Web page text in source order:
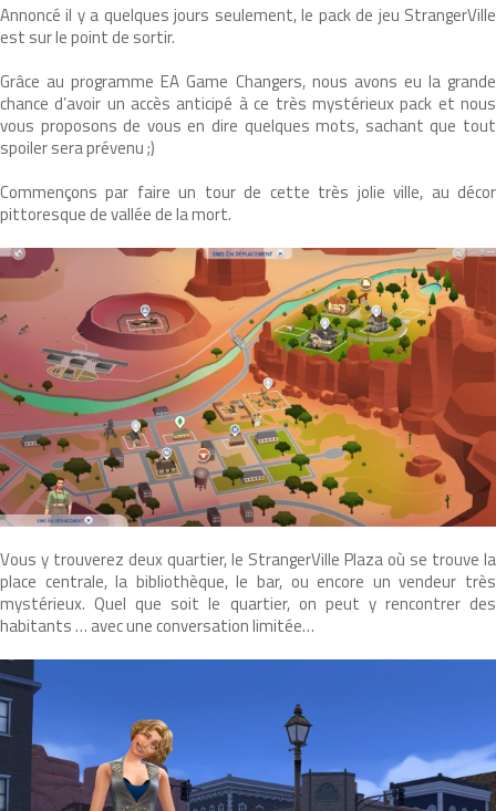
Annoncé il y a quelques jours seulement, le pack de jeu StrangerVille
est sur le point de sortir.
Grâce au programme EA Game Changers, nous avons eu la grande
chance d’avoir un accès anticipé à ce très mystérieux pack et nous
vous proposons de vous en dire quelques mots, sachant que tout
spoiler sera prévenu ;)
Commençons par faire un tour de cette très jolie ville, au décor
pittoresque de vallée de la mort.
Vous y trouverez deux quartier, le StrangerVille Plaza où se trouve la
place centrale, la bibliothèque, le bar, ou encore un vendeur très
mystérieux. Quel que soit le quartier, on peut y rencontrer des
habitants … avec une conversation limitée…